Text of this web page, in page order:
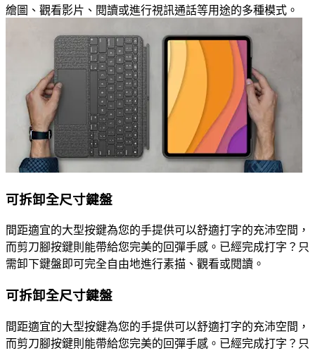
繪圖、觀看影片、閱讀或進行視訊通話等用途的多種模式。
可拆卸全尺寸鍵盤
間距適宜的大型按鍵為您的手提供可以舒適打字的充沛空間，
而剪刀腳按鍵則能帶給您完美的回彈手感。已經完成打字？只
需卸下鍵盤即可完全自由地進行素描、觀看或閱讀。
可拆卸全尺寸鍵盤
間距適宜的大型按鍵為您的手提供可以舒適打字的充沛空間，
而剪刀腳按鍵則能帶給您完美的回彈手感。已經完成打字？只